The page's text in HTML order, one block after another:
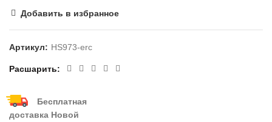
Добавить в избранное
Артикул: HS973-erc
Расшарить
Бесплатная
доставка Новой